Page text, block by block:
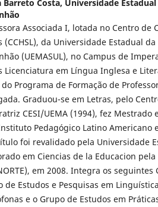
Barreto Costa, Universidade
Associada I, lotada no Centro de
(CCHSL), da Universidade Estadual
(UEMASUL), no Campus de
Licenciatura em Língua Inglesa e
Programa de Formação de
Graduou-se em Letras, pelo
CESI/UEMA (1994), fez Mestrado
Pedagógico Latino Americano
foi revalidado pela Universidade
em Ciencias de la Educacion
em 2008. Integra os seguintes
de Estudos e Pesquisas em
e o Grupo de Estudos em